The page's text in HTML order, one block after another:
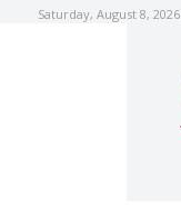
Saturday, August 8, 2026